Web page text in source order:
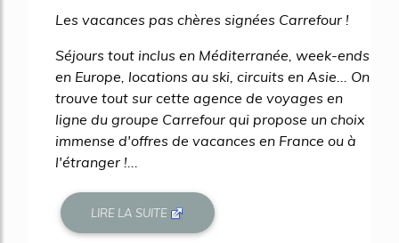
Les vacances pas chères signées Carrefour !
Séjours tout inclus en Méditerranée, week-ends
en Europe, locations au ski, circuits en Asie... On
trouve tout sur cette agence de voyages en
ligne du groupe Carrefour qui propose un choix
immense d'offres de vacances en France ou à
l'étranger !...
LIRE LA SUITE